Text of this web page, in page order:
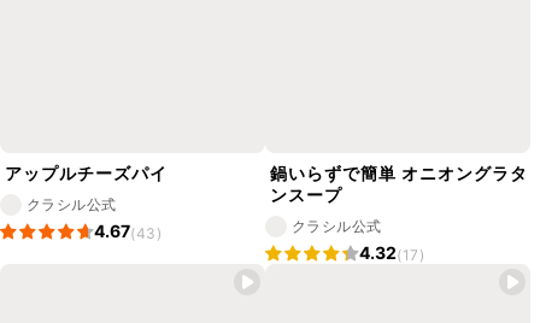
アップルチーズパイ
クラシル公式
4.67(43)
鍋いらずで簡単 オニオングラタ
ンスープ
クラシル公式
4.32(17)